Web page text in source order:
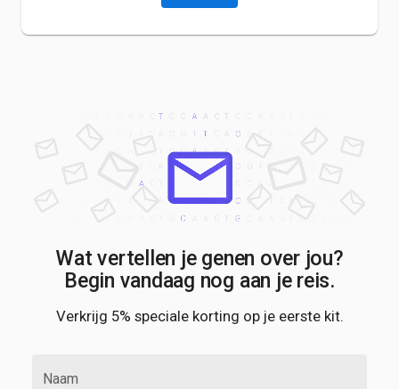
Wat vertellen je genen over jou?
Begin vandaag nog aan je reis.
Verkrijg 5% speciale korting op je eerste kit.
Naam